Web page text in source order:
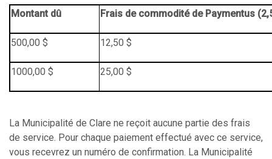
Montant dû Frais de commodité de Paymentus
500,00 $ 12,50 $
1000,00 $ 25,00 $
La Municipalité de Clare ne reçoit aucune partie des frais
de service. Pour chaque paiement effectué avec ce service,
vous recevrez un numéro de confirmation. La Municipalité